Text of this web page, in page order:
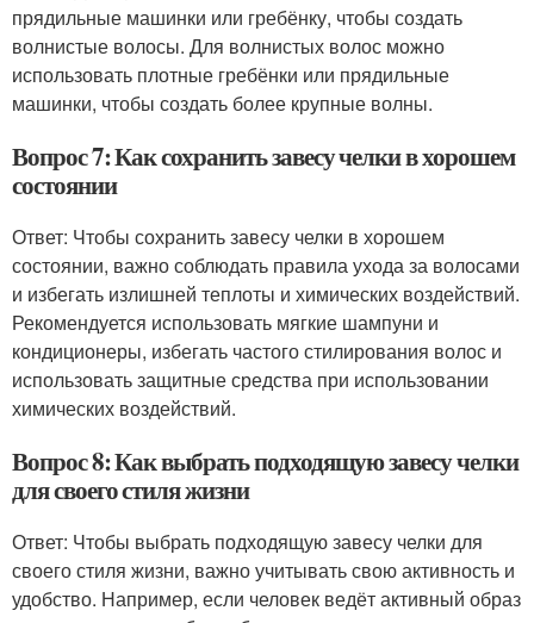
прядильные машинки или гребёнку, чтобы создать
волнистые волосы. Для волнистых волос можно
использовать плотные гребёнки или прядильные
машинки, чтобы создать более крупные волны.
Вопрос 7: Как сохранить завесу челки в хорошем
состоянии
Ответ: Чтобы сохранить завесу челки в хорошем
состоянии, важно соблюдать правила ухода за волосами
и избегать излишней теплоты и химических воздействий.
Рекомендуется использовать мягкие шампуни и
кондиционеры, избегать частого стилирования волос и
использовать защитные средства при использовании
химических воздействий.
Вопрос 8: Как выбрать подходящую завесу челки
для своего стиля жизни
Ответ: Чтобы выбрать подходящую завесу челки для
своего стиля жизни, важно учитывать свою активность и
удобство. Например, если человек ведёт активный образ